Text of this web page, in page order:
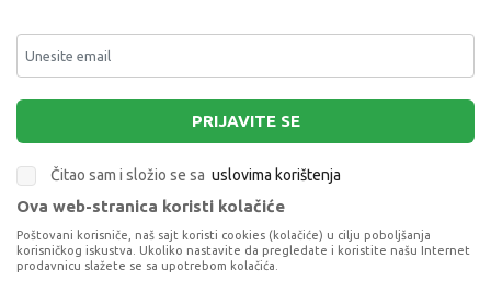
PRIJAVITE SE
Čitao sam i složio se sa uslovima korištenja
Terms of Service
apply.
Ova web-stranica koristi kolačiće
Poštovani korisniče, naš sajt koristi cookies (kolačiće) u cilju poboljšanja
korisničkog iskustva. Ukoliko nastavite da pregledate i koristite našu Internet
prodavnicu slažete se sa upotrebom kolačića.